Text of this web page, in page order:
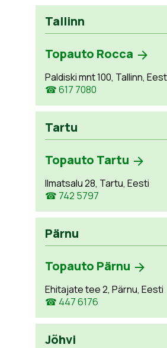
Tallinn
Topauto Rocca
Paldiski mnt 100, Tallinn,
☎ 617 7080
Tartu
Topauto Tartu
Ilmatsalu 28, Tartu, Eesti
☎ 742 5797
Pärnu
Topauto Pärnu
Ehitajate tee 2, Pärnu, Eesti
☎ 447 6176
Jõhvi